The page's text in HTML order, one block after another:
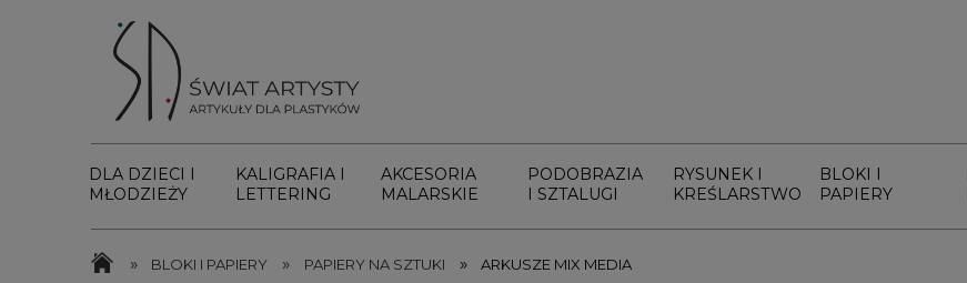
DLA DZIECI I
MŁODZIEŻY
KALIGRAFIA I
LETTERING
AKCESORIA
MALARSKIE
PODOBRAZIA
I SZTALUGI
RYSUNEK I
KREŚLARSTWO
BLOKI I
PAPIERY
» BLOKI I PAPIERY » PAPIERY NA SZTUKI » ARKUSZE MIX MEDIA